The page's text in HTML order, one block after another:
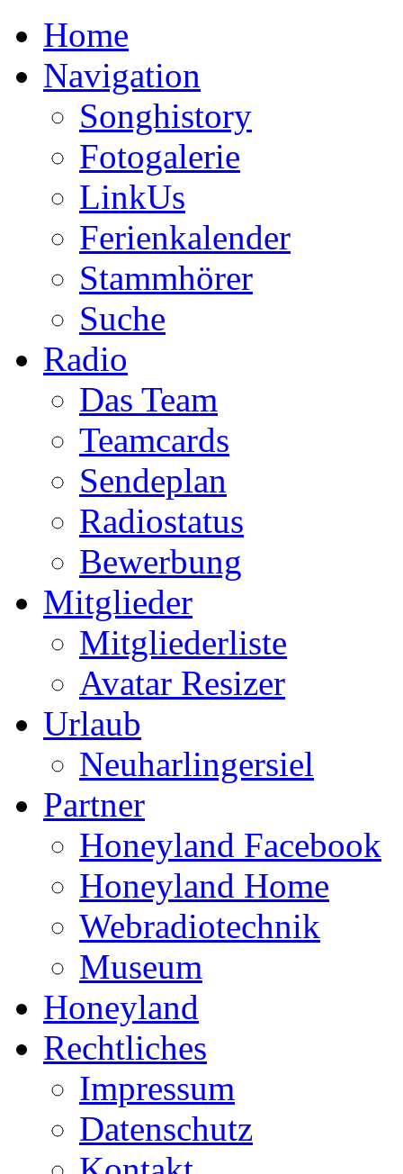
Home
Navigation
Songhistory
Fotogalerie
LinkUs
Ferienkalender
Stammhörer
Suche
Radio
Das Team
Teamcards
Sendeplan
Radiostatus
Bewerbung
Mitglieder
Mitgliederliste
Avatar Resizer
Urlaub
Neuharlingersiel
Partner
Honeyland Facebook
Honeyland Home
Webradiotechnik
Museum
Honeyland
Rechtliches
Impressum
Datenschutz